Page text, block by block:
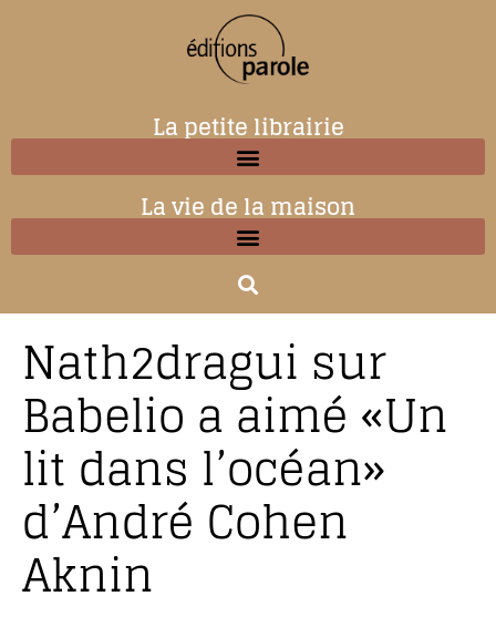
La petite librairie
La vie de la maison
Nath2dragui sur
Babelio a aimé «Un
lit dans l’océan»
d’André Cohen
Aknin